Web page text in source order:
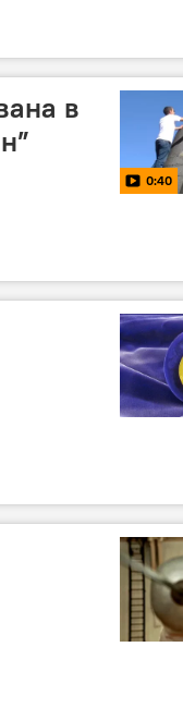
в
0:40